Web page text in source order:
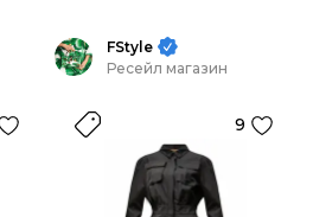
FStyle
Ресейл магазин
9